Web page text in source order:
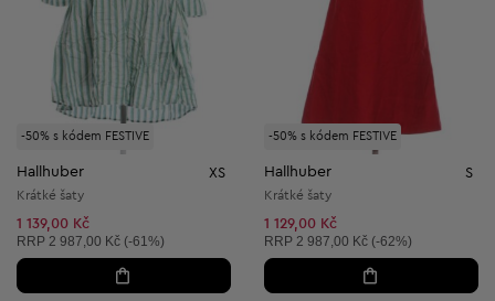
-50% s kódem FESTIVE
Hallhuber XS
Krátké šaty
1 139,00 Kč
Doporučená cena:
RRP 2 987,00 Kč (-61%)
-50% s kódem FESTIVE
Hallhuber S
Krátké šaty
1 129,00 Kč
Doporučená cena:
RRP 2 987,00 Kč (-62%)